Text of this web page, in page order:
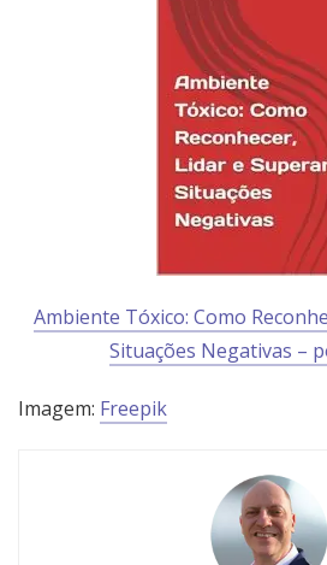
Ambiente Tóxico: Como
Situações Negativas –
Imagem: Freepik